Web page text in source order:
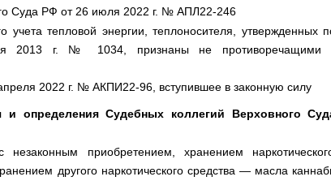
Суда РФ от 26 июля 2022 г. № АПЛ22-246
учета тепловой энергии, теплоносителя, утвержденных
2013 г. № 1034, признаны не противоречащими
2022 г. № АКПИ22-96, вступившее в законную силу
и определения Судебных коллегий Верховного
незаконным приобретением, хранением
другого наркотического средства — масла